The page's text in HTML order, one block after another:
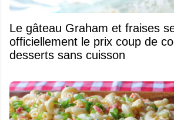
Le gâteau Graham et fraises se mérite
officiellement le prix coup de
desserts sans cuisson